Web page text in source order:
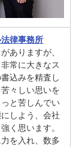
律事務所
ありますが、
常に大きなス
込みを精査し
々しい思いを
と苦しんでい
しよう、会社
く思います。
を入れ、数多